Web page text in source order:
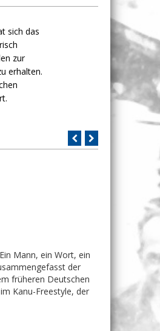
sich das
zur
erhalten.
Mann, ein Wort, ein
der
früheren Deutschen
Kanu-Freestyle, der
MEGA-
bis heute